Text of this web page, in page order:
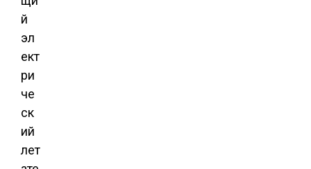
й
эл
ект
ри
че
ск
ий
лет